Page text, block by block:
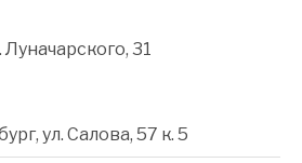
Луначарского, 31
ул. Салова, 57 к. 5